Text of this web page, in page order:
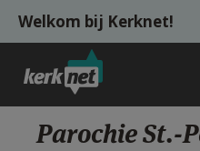
Overslaan en naar de inhoud
Welkom bij Kerknet!
Parochie St.-